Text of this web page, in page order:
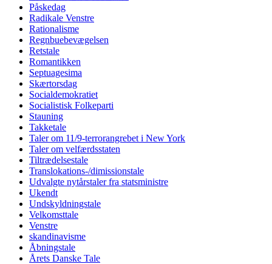
Påskedag
Radikale Venstre
Rationalisme
Regnbuebevægelsen
Retstale
Romantikken
Septuagesima
Skærtorsdag
Socialdemokratiet
Socialistisk Folkeparti
Stauning
Takketale
Taler om 11/9-terrorangrebet i New York
Taler om velfærdsstaten
Tiltrædelsestale
Translokations-/dimissionstale
Udvalgte nytårstaler fra statsministre
Ukendt
Undskyldningstale
Velkomsttale
Venstre
skandinavisme
Åbningstale
Årets Danske Tale